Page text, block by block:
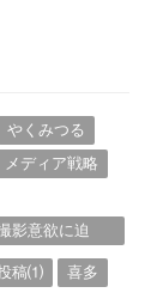
やくみつる
メディア戦略
影意欲に迫
稿⑴
喜多